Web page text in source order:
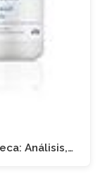
Análisis,…